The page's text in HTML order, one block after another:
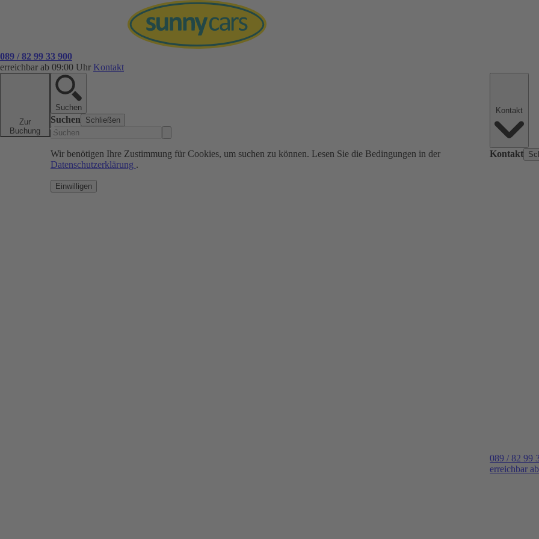
089 / 82 99 33 900
erreichbar ab 09:00 Uhr Kontakt
Zur
Buchung
Suchen
Suchen Schließen
Wir benötigen Ihre Zustimmung für Cookies, um suchen zu können. Lesen Sie die Bedingungen in der
Datenschutzerklärung .
Einwilligen
Kontakt
089 / 82 99
erreichbar